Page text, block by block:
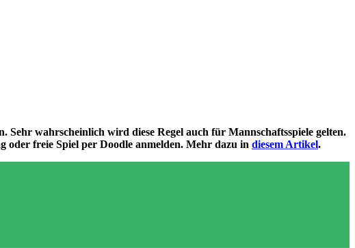
wahrscheinlich wird diese Regel auch für Mannschaftsspiele gelten.
freie Spiel per Doodle anmelden. Mehr dazu in diesem Artikel.